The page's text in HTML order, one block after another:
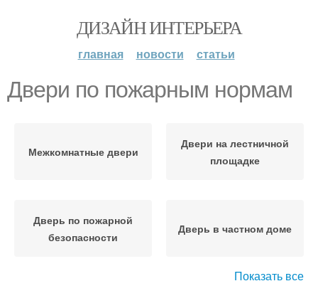
ДИЗАЙН ИНТЕРЬЕРА
главная новости статьи
Двери по пожарным нормам
Межкомнатные двери
Двери на лестничной
площадке
Дверь по пожарной
безопасности
Дверь в частном доме
Показать все